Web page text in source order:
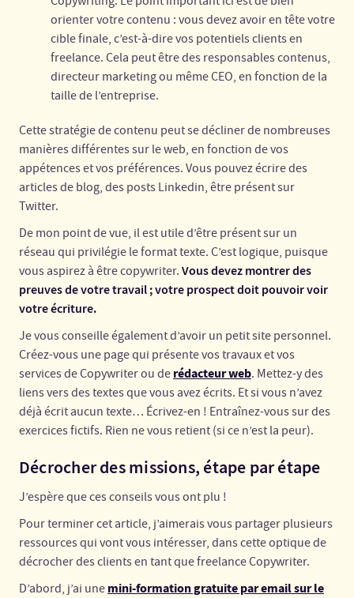
orienter votre contenu : vous devez avoir en tête votre
cible finale, c’est-à-dire vos potentiels clients en
freelance. Cela peut être des responsables contenus,
directeur marketing ou même CEO, en fonction de la
taille de l’entreprise.
Cette stratégie de contenu peut se décliner de nombreuses
manières différentes sur le web, en fonction de vos
appétences et vos préférences. Vous pouvez écrire des
articles de blog, des posts Linkedin, être présent sur
Twitter.
De mon point de vue, il est utile d’être présent sur un
réseau qui privilégie le format texte. C’est logique, puisque
vous aspirez à être copywriter. Vous devez montrer des
preuves de votre travail ; votre prospect doit pouvoir voir
votre écriture.
Je vous conseille également d’avoir un petit site personnel.
Créez-vous une page qui présente vos travaux et vos
services de Copywriter ou de rédacteur web. Mettez-y des
liens vers des textes que vous avez écrits. Et si vous n’avez
déjà écrit aucun texte… Écrivez-en ! Entraînez-vous sur des
exercices fictifs. Rien ne vous retient (si ce n’est la peur).
Décrocher des missions, étape par étape
J’espère que ces conseils vous ont plu !
Pour terminer cet article, j’aimerais vous partager plusieurs
ressources qui vont vous intéresser, dans cette optique de
décrocher des clients en tant que freelance Copywriter.
D’abord, j’ai une mini-formation gratuite par email sur le